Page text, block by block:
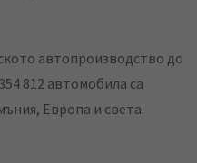
автопроизводство до
812 автомобила са
Европа и света.